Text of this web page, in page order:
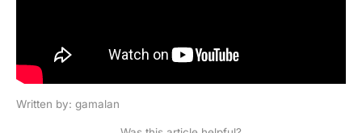
Written by: gamalan